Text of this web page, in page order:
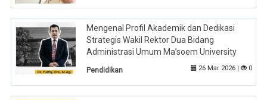
Mengenal Profil Akademik dan Dedikasi
Strategis Wakil Rektor Dua Bidang
Administrasi Umum Ma’soem University
Pendidikan 26 Mar 2026 | 0